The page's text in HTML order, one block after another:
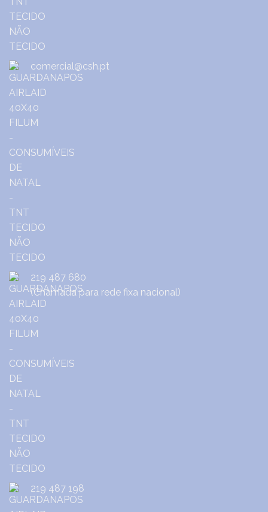
comercial@csh.pt
219 487 680
(Chamada para rede fixa nacional)
219 487 198